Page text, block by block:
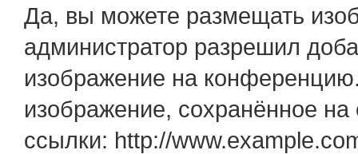
Да, вы можете размещать
администратор разрешил
изображение на
изображение, сохранённое
ссылки: http://